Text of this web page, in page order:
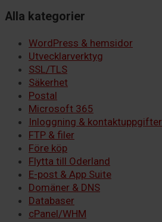
Alla kategorier
WordPress & hemsidor
Utvecklarverktyg
SSL/TLS
Säkerhet
Postal
Microsoft 365
Inloggning & kontaktuppgifter
FTP & filer
Före köp
Flytta till Oderland
E-post & App Suite
Domäner & DNS
Databaser
cPanel/WHM